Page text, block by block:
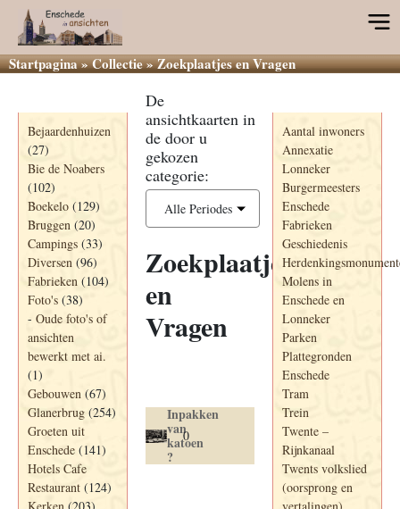
Startpagina»Collectie»Zoekplaatjes en Vragen
Bejaardenhuizen
(27)
Bie de Noabers
(102)
Boekelo (129)
Bruggen (20)
Campings (33)
Diversen (96)
Fabrieken (104)
Foto's (38)
- Oude foto's of
ansichten
bewerkt met ai.
(1)
Gebouwen (67)
Glanerbrug (254)
Groeten uit
Enschede (141)
Hotels Cafe
Restaurant (124)
De
ansichtkaarten in
de door u
gekozen
categorie:
Alle Periodes
Zoekplaatjes
en
Vragen
Inpakken
van
katoen
?
0
Aantal inwoners
Annexatie
Lonneker
Burgermeesters
Enschede
Fabrieken
Geschiedenis
Molens in
Enschede en
Lonneker
Parken
Plattegronden
Enschede
Tram
Trein
Twente –
Rijnkanaal
Twents volkslied
(oorsprong en